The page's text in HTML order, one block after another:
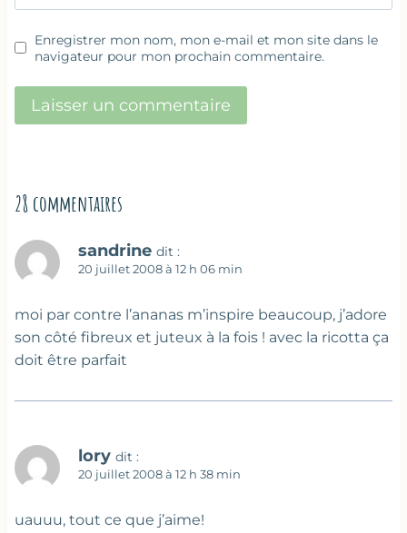
Enregistrer mon nom, mon e-mail et mon site dans le
navigateur pour mon prochain commentaire.
28 commentaires
sandrine dit :
20 juillet 2008 à 12 h 06 min
moi par contre l’ananas m’inspire beaucoup, j’adore
son côté fibreux et juteux à la fois ! avec la ricotta ça
doit être parfait
lory dit :
20 juillet 2008 à 12 h 38 min
uauuu, tout ce que j’aime!